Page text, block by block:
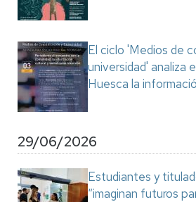
El ciclo 'Medios de
universidad' analiza
Huesca la
29/06/2026
Estudiantes y
“imaginan futuros